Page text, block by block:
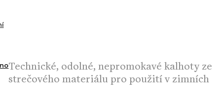
Technické, odolné, nepromokavé kalhoty ze
strečového materiálu pro použití v zimních